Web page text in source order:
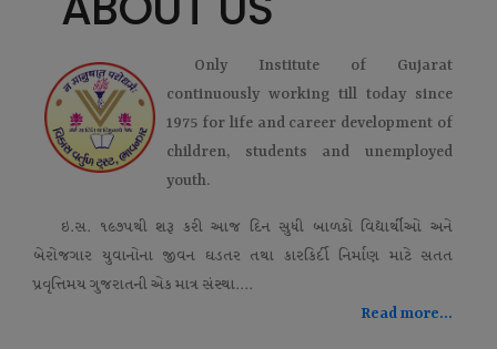
Only Institute of Gujarat
continuously working till today since
1975 for life and career development of
children, students and unemployed
youth.
ઇ.સ. ૧૯૭૫થી શરૂ કરી આજ દિન સુધી બાળકો વિદ્યાર્થીઓ અને
બેરોજગાર યુવાનોના જીવન ઘડતર તથા કારકિર્દી નિર્માણ માટે સતત
પ્રવૃત્તિમય ગુજરાતની એક માત્ર સંસ્થા....
Read more...